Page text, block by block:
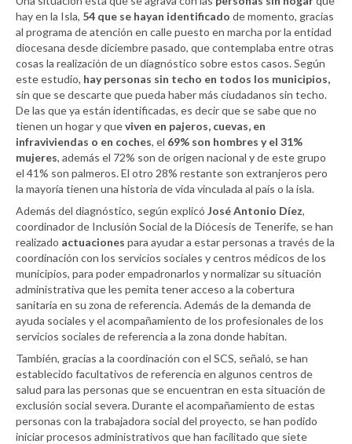
hay en la Isla, 54 que se hayan identificado de momento, gracias
al programa de atención en calle puesto en marcha por la entidad
diocesana desde diciembre pasado, que contemplaba entre otras
cosas la realización de un diagnóstico sobre estos casos. Según
este estudio, hay personas sin techo en todos los municipios,
sin que se descarte que pueda haber más ciudadanos sin techo.
De las que ya están identificadas, es decir que se sabe que no
tienen un hogar y queviven en pajeros, cuevas, en
infraviviendas o en coches, el 69% son hombres y el 31%
mujeres, además el 72% son de origen nacional y de este grupo
el 41% son palmeros. El otro 28% restante son extranjeros pero
la mayoría tienen una historia de vida vinculada al país o la isla.
Además del diagnóstico, según explicó José Antonio Díez,
coordinador de Inclusión Social de la Diócesis de Tenerife, se han
realizado actuaciones para ayudar a estar personas a través de la
coordinación con los servicios sociales y centros médicos de los
municipios, para poder empadronarlos y normalizar su situación
administrativa que les pemita tener acceso a la cobertura
sanitaria en su zona de referencia. Además de la demanda de
ayuda sociales y el acompañamiento de los profesionales de los
servicios sociales de referencia a la zona donde habitan.
También, gracias a la coordinación con el SCS, señaló, se han
establecido facultativos de referencia en algunos centros de
salud para las personas que se encuentran en esta situación de
exclusión social severa. Durante el acompañamiento de estas
personas con la trabajadora social del proyecto, se han podido
iniciar procesos administrativos que han facilitado que siete